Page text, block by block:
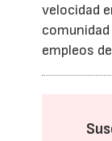
velocidad
empleos